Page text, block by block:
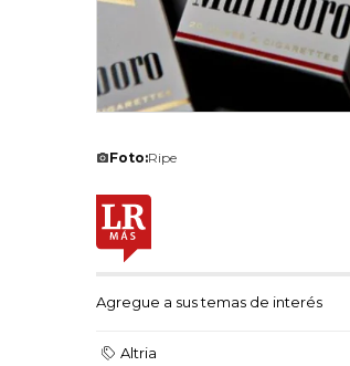
Foto:Ripe
Agregue a sus temas de interés
Altria